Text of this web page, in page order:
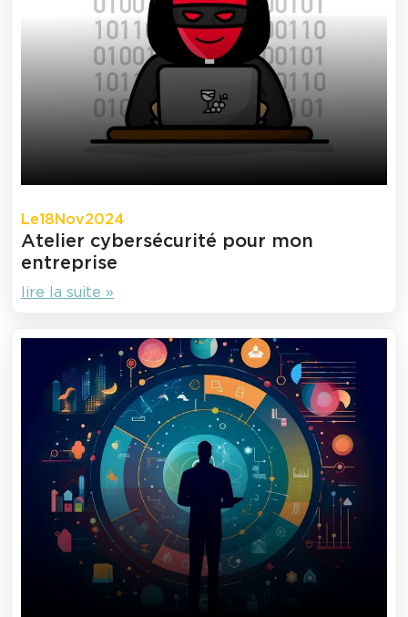
Le18 Nov2024
Atelier cybersécurité pour mon
entreprise
lire la suite »